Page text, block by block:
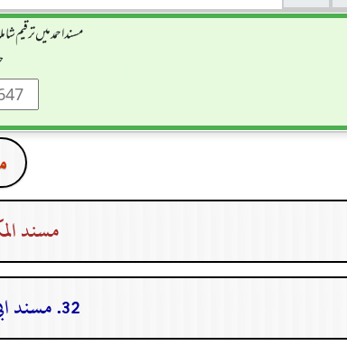
مسند احمد میں ترقیم
مسند
32. مسند ابي هريرة رضي الله عنه